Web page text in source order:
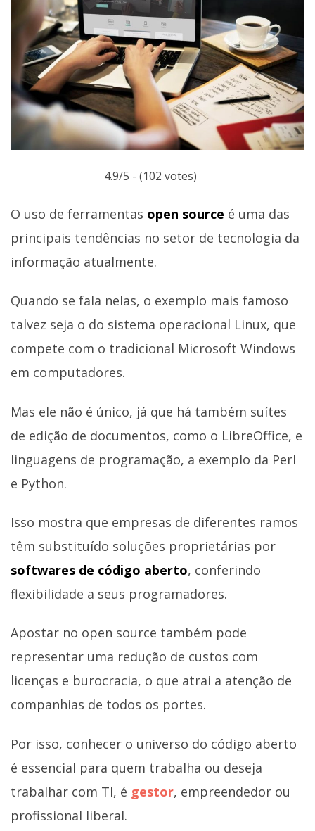
4.9/5 - (102 votes)
O uso de ferramentas open source é uma das
principais tendências no setor de tecnologia da
informação atualmente.
Quando se fala nelas, o exemplo mais famoso
talvez seja o do sistema operacional Linux, que
compete com o tradicional Microsoft Windows
em computadores.
Mas ele não é único, já que há também suítes
de edição de documentos, como o LibreOffice, e
linguagens de programação, a exemplo da Perl
e Python.
Isso mostra que empresas de diferentes ramos
têm substituído soluções proprietárias por
softwares de código aberto, conferindo
flexibilidade a seus programadores.
Apostar no open source também pode
representar uma redução de custos com
licenças e burocracia, o que atrai a atenção de
companhias de todos os portes.
Por isso, conhecer o universo do código aberto
é essencial para quem trabalha ou deseja
trabalhar com TI, é gestor, empreendedor ou
profissional liberal.